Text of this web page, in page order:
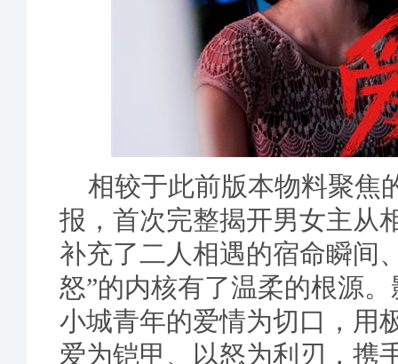
相较于此前版本物料聚焦
报，首次完整揭开男女主从
补充了二人相遇的宿命瞬间
怒”的内核有了温柔的根源
小城青年的爱情为切口，用
爱为铠甲、以怒为利刃，携